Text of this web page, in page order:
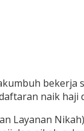
naik haji
Layanan